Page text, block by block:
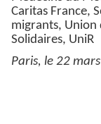
Caritas France,
migrants, Union
Solidaires, UniR
Paris, le 22